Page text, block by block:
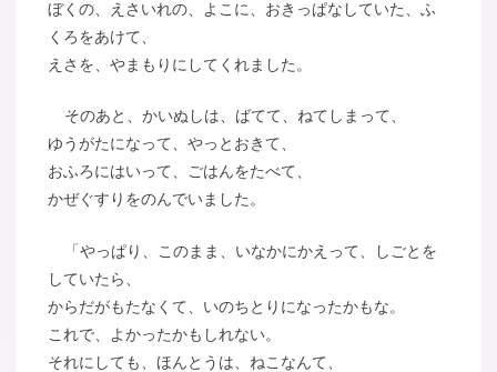
ぼくの、えさいれの、よこに、おきっぱなしていた、ふ
くろをあけて、
えさを、やまもりにしてくれました。
そのあと、かいぬしは、ばてて、ねてしまって、
ゆうがたになって、やっとおきて、
おふろにはいって、ごはんをたべて、
かぜぐすりをのんでいました。
「やっぱり、このまま、いなかにかえって、しごとを
していたら、
からだがもたなくて、いのちとりになったかもな。
これで、よかったかもしれない。
それにしても、ほんとうは、ねこなんて、